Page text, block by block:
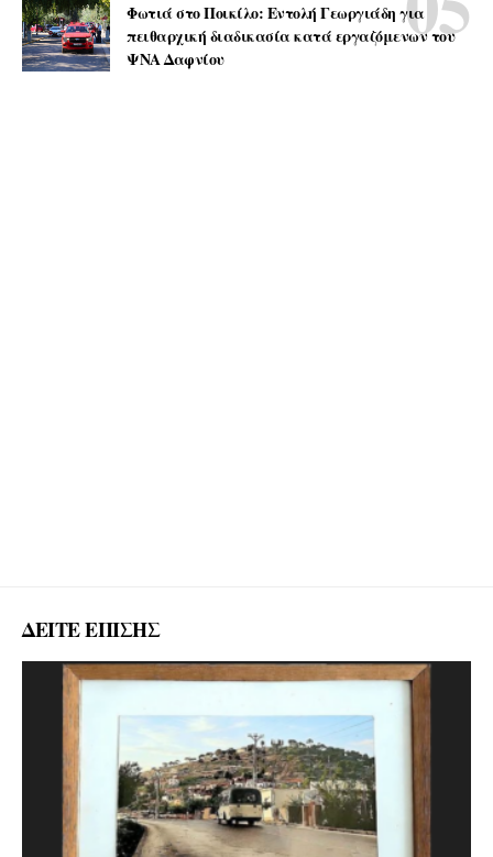
Φωτιά στο Ποικίλο: Εντολή Γεωργιάδη για
πειθαρχική διαδικασία κατά εργαζόμενων του
ΨΝΑ Δαφνίου
ΔΕΙΤΕ ΕΠΙΣΗΣ